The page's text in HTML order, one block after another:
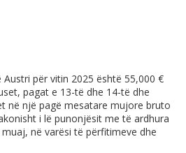
për vitin 2025 është 55,000 €
pagat e 13-të dhe 14-të dhe
në një pagë mesatare mujore bruto
i lë punonjësit me të ardhura
në varësi të përfitimeve dhe